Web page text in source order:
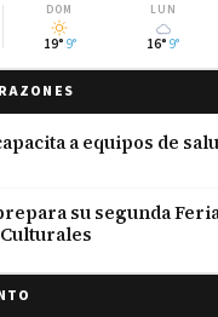
DOM
19° 9°
LUN
16° 9°
a equipos de
su segunda